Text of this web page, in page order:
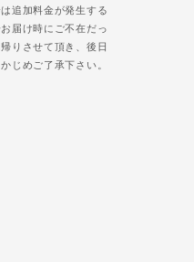
追加料金が発生する
届け時にご不在だっ
りさせて頂き、後日
じめご了承下さい。